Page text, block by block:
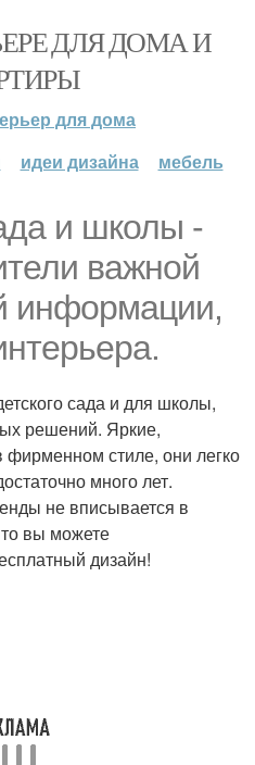
ДЛЯ ДОМА И
для дома
идеи дизайна мебель
и школы -
важной
информации,
сада и для школы,
решений. Яркие,
стиле, они легко
много лет.
не вписывается в
вы можете
дизайн!